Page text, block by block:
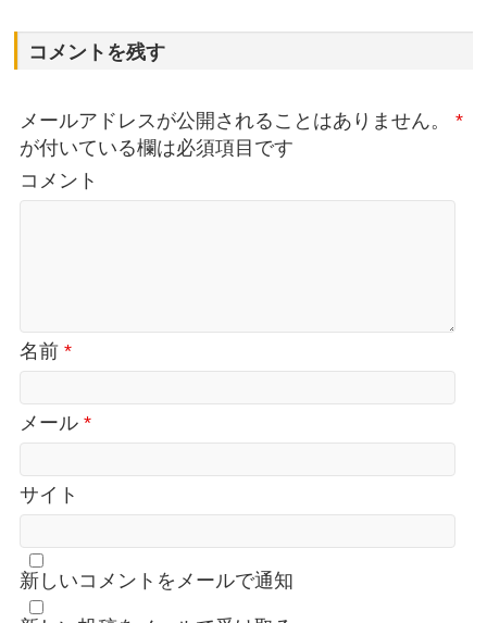
コメントを残す
メールアドレスが公開されることはありません。
*
が付いている欄は必須項目です
コメント
名前*
メール*
サイト
新しいコメントをメールで通知